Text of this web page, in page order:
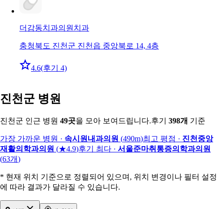
더감동치과의원 치과
충청북도 진천군 진천읍 중앙북로 14, 4층
4.6(후기 4)
진천군 병원
진천군 인근 병원 49곳을 모아 보여드립니다.후기 398개 기준
가장 가까운 병원 · 속시원내과의원 (490m)최고 평점 · 진천중앙
재활의학과의원 (★4.9)후기 최다 · 서울준마취통증의학과의원
(63개)
* 현재 위치 기준으로 정렬되어 있으며, 위치 변경이나 필터 설정
에 따라 결과가 달라질 수 있습니다.